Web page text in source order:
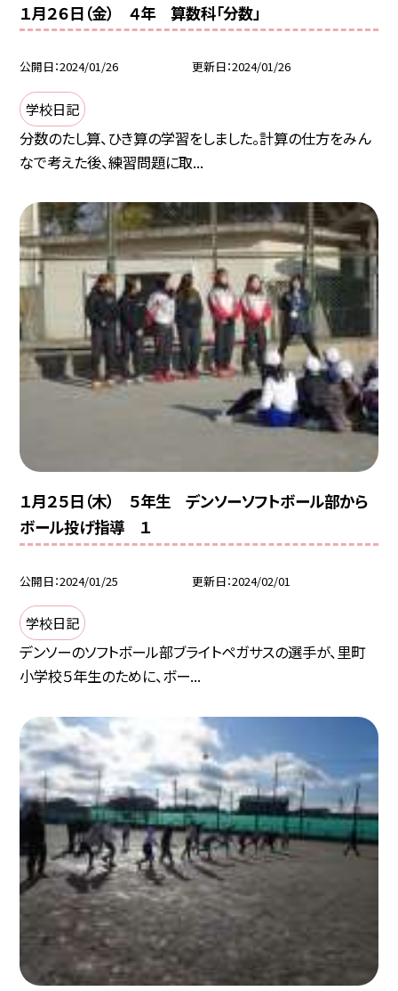
１月２６日（金） ４年 算数科「分数」
公開日 2024/01/26 更新日 2024/01/26
学校日記
分数のたし算、ひき算の学習をしました。計算の仕方をみん
なで考えた後、練習問題に取...
１月２５日（木） ５年生 デンソーソフトボール部から
ボール投げ指導 １
公開日 2024/01/25 更新日 2024/02/01
学校日記
デンソーのソフトボール部ブライトペガサスの選手が、里町
小学校５年生のために、ボー...